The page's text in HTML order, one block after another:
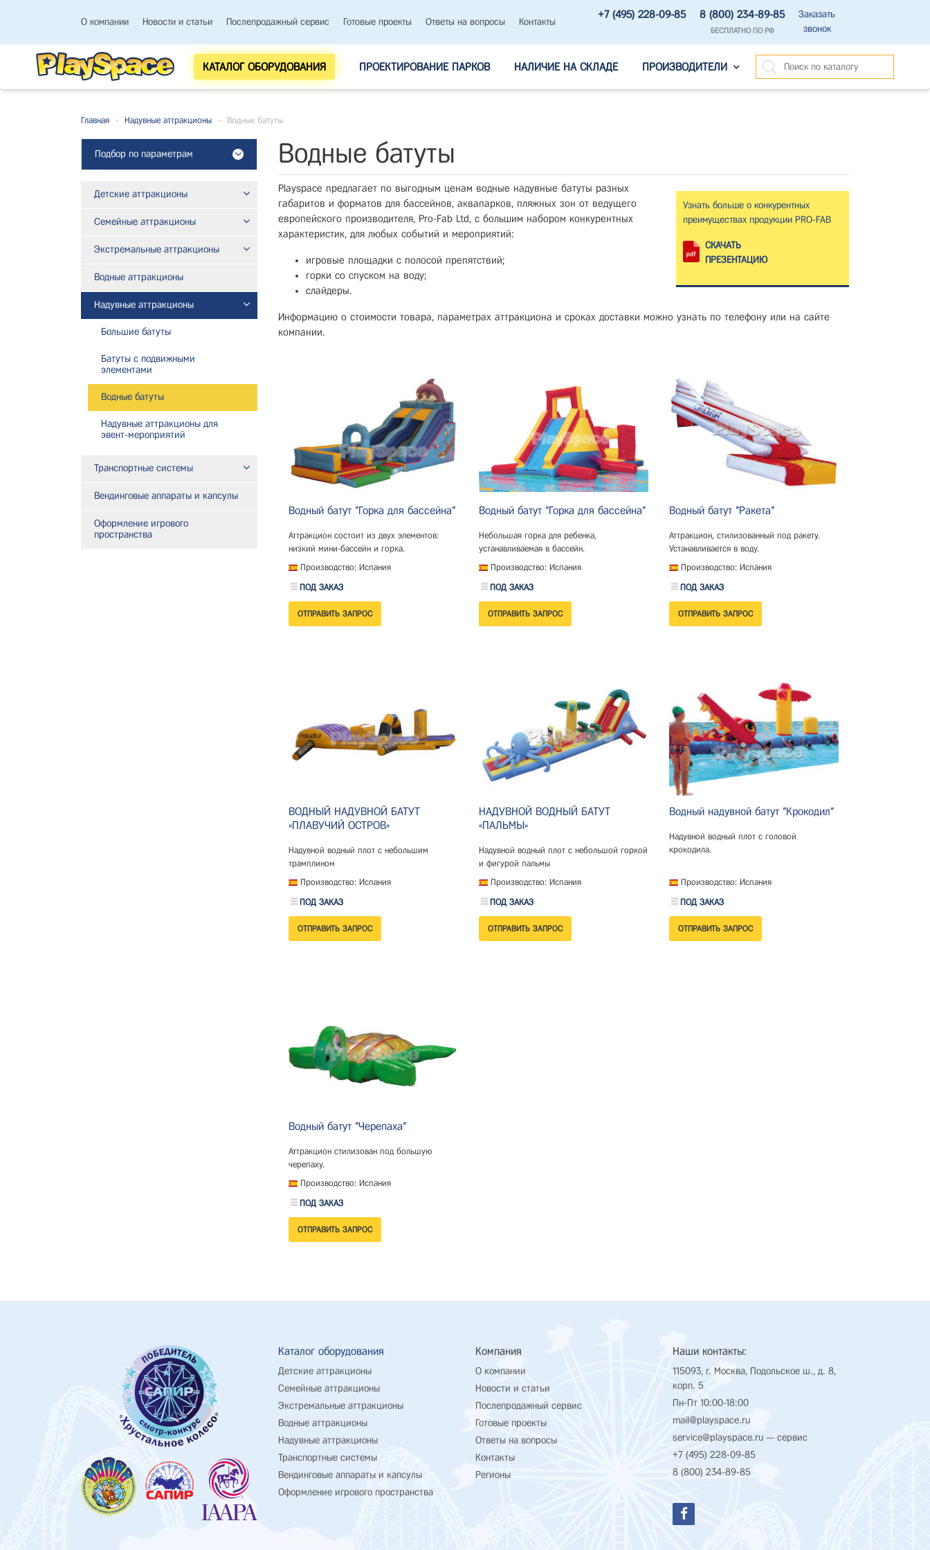
О компании Новости и статьи Послепродажный сервис Готовые проекты Ответы на вопросы Контакты
+7 (495) 228-09-85 8 (800) 234-89-85
БЕСПЛАТНО ПО РФ
Заказать
звонок
КАТАЛОГ ОБОРУДОВАНИЯ ПРОЕКТИРОВАНИЕ ПАРКОВ НАЛИЧИЕ НА СКЛАДЕ ПРОИЗВОДИТЕЛИ
Главная - Надувные аттракционы - Водные батуты
Подбор по параметрам
Детские аттракционы
Семейные аттракционы
Экстремальные аттракционы
Водные аттракционы
Надувные аттракционы
Большие батуты
Батуты с подвижными
элементами
Водные батуты
Надувные аттракционы для
эвент-мероприятий
Транспортные системы
Вендинговые аппараты и капсулы
Оформление игрового
пространства
Водные батуты
Узнать больше о конкурентных
преимуществах продукции PRO-FAB
СКАЧАТЬ
ПРЕЗЕНТАЦИЮ
Playspace предлагает по выгодным ценам водные надувные батуты разных
габаритов и форматов для бассейнов, аквапарков, пляжных зон от ведущего
европейского производителя, Pro-Fab Ltd, с большим набором конкурентных
характеристик, для любых событий и мероприятий:
игровые площадки с полосой препятствий;
горки со спуском на воду;
слайдеры.
Информацию о стоимости товара, параметрах аттракциона и сроках доставки можно узнать по телефону или на сайте
компании.
Водный батут "Горка для бассейна"
Аттракцион состоит из двух элементов:
низкий мини-бассейн и горка.
Производство: Испания
ПОД ЗАКАЗ
Водный батут "Горка для бассейна"
Небольшая горка для ребенка,
устанавливаемая в бассейн.
Производство: Испания
ПОД ЗАКАЗ
Водный батут "Ракета"
Аттракцион, стилизованный под ракету.
Устанавливается в воду.
Производство: Испания
ПОД ЗАКАЗ
ВОДНЫЙ НАДУВНОЙ БАТУТ
«ПЛАВУЧИЙ ОСТРОВ»
Надувной водный плот с небольшим
трамплином
Производство: Испания
ПОД ЗАКАЗ
НАДУВНОЙ ВОДНЫЙ БАТУТ
«ПАЛЬМЫ»
Надувной водный плот с небольшой горкой
и фигурой пальмы
Производство: Испания
ПОД ЗАКАЗ
Водный надувной батут "Крокодил"
Надувной водный плот с головой
крокодила.
Производство: Испания
ПОД ЗАКАЗ
Водный батут "Черепаха"
Аттракцион стилизован под большую
черепаху.
Производство: Испания
ПОД ЗАКАЗ
Каталог оборудования
Детские аттракционы
Семейные аттракционы
Экстремальные аттракционы
Водные аттракционы
Надувные аттракционы
Транспортные системы
Вендинговые аппараты и капсулы
Оформление игрового пространства
Компания
О компании
Новости и статьи
Послепродажный сервис
Готовые проекты
Ответы на вопросы
Контакты
Регионы
Наши контакты:
115093, г. Москва, Подольское ш., д. 8,
корп. 5
Пн-Пт 10:00-18:00
mail@playspace.ru
service@playspace.ru — сервис
+7 (495) 228-09-85
8 (800) 234-89-85